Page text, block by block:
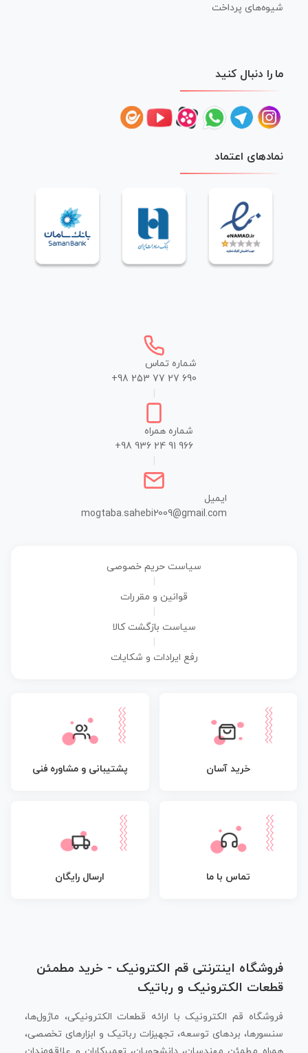
شیوه‌های پرداخت
ما را دنبال کنید
نمادهای اعتماد
شماره تماس
+98 253 77 27 690
شماره همراه
+98 936 24 91 966
ایمیل
mogtaba.sahebi2009@gmail.com
سیاست حریم خصوصی
قوانین و مقررات
سیاست بازگشت کالا
رفع ایرادات و شکایات
خرید آسان پشتیبانی و مشاوره فنی
تماس با ما ارسال رایگان
فروشگاه اینترنتی قم الکترونیک - خرید مطمئن
قطعات الکترونیک و رباتیک
فروشگاه قم الکترونیک با ارائه قطعات الکترونیکی، ماژول‌ها،
سنسورها، بردهای توسعه، تجهیزات رباتیک و ابزارهای تخصصی،